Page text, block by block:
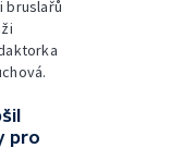
bruslařů
pro